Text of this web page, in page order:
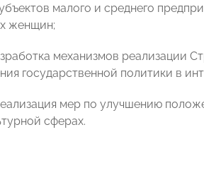
малого и среднего
женщин;
механизмов реализации
государственной политики в
мер по улучшению
сферах.